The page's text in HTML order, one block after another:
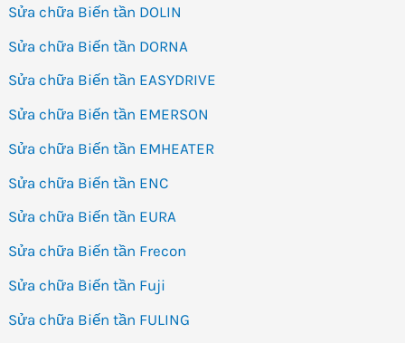
Sửa chữa Biến tần DOLIN
Sửa chữa Biến tần DORNA
Sửa chữa Biến tần EASYDRIVE
Sửa chữa Biến tần EMERSON
Sửa chữa Biến tần EMHEATER
Sửa chữa Biến tần ENC
Sửa chữa Biến tần EURA
Sửa chữa Biến tần Frecon
Sửa chữa Biến tần Fuji
Sửa chữa Biến tần FULING